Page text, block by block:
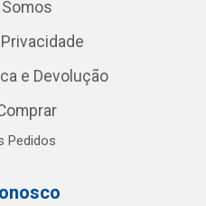
e Devolução
Pedidos